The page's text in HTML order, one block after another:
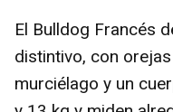
El Bulldog Francés
distintivo, con
murciélago y un